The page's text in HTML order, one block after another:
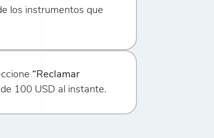
los instrumentos que
“Reclamar
100 USD al instante.